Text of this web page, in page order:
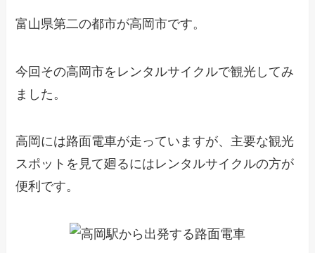
富山県第二の都市が高岡市です。
今回その高岡市をレンタルサイクルで観光してみ
ました。
高岡には路面電車が走っていますが、主要な観光
スポットを見て廻るにはレンタルサイクルの方が
便利です。